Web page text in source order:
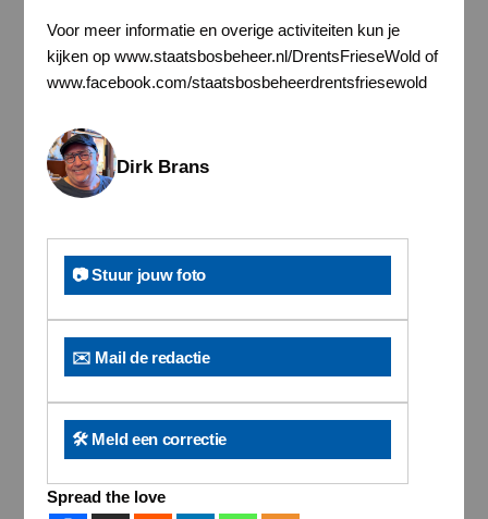
Voor meer informatie en overige activiteiten kun je
kijken op www.staatsbosbeheer.nl/DrentsFrieseWold of
www.facebook.com/staatsbosbeheerdrentsfriesewold
Dirk Brans
📷 Stuur jouw foto
✉️ Mail de redactie
🛠️ Meld een correctie
Spread the love